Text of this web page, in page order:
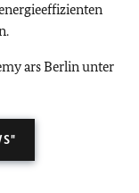
ars Berlin unter